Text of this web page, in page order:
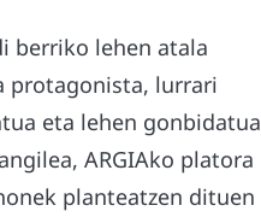
berriko lehen atala
protagonista, lurrari
eta lehen gonbidatua
ARGIAko platora
planteatzen dituen